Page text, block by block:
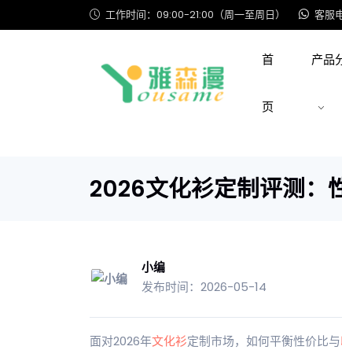
工作时间：09:00-21:00（周一至周日） 客服
首
页
产品
2026文化衫定制评测：
小编
发布时间：2026-05-14
面对2026年文化衫定制市场，如何平衡性价比与